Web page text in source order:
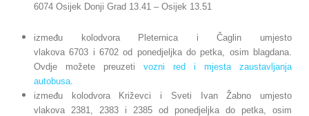
6074 Osijek Donji Grad 13.41 – Osijek 13.51
između kolodvora Pleternica i Čaglin umjesto
vlakova 6703 i 6702 od ponedjeljka do petka, osim blagdana.
Ovdje možete preuzeti vozni red i mjesta zaustavljanja
autobusa
između kolodvora Križevci i Sveti Ivan Žabno umjesto
vlakova 2381, 2383 i 2385 od ponedjeljka do petka, osim